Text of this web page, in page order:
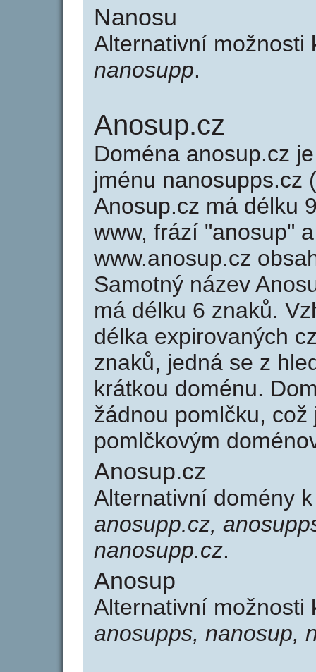
Nanosu
Alternativní
nanosupp.
Anosup.cz
Doména anosup.cz
jménu nanosupps.cz
Anosup.cz má délku
www, frází "anosup"
www.anosup.cz
Samotný název
má délku 6 znaků.
délka expirovaných
znaků, jedná se z
krátkou doménu.
žádnou pomlčku,
pomlčkovým
Anosup.cz
Alternativní domény
anosupp.cz,
nanosupp.cz.
Anosup
Alternativní
anosupps, nanosup,